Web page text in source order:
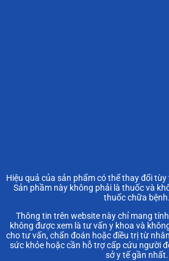
Hiệu quả của sản phẩm có thể thay đổi
Sản phầm này không phải là thuốc và
thuốc chữa bệnh.
Thông tin trên website này chỉ mang
không được xem là tư vấn y khoa và
cho tư vấn, chẩn đoán hoặc điều trị từ
sức khỏe hoặc cần hỗ trợ cấp cứu người
sở y tế gần nhất.